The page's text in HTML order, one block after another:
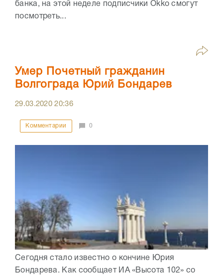
банка, на этой неделе подписчики Okko смогут
посмотреть...
Умер Почетный гражданин
Волгограда Юрий Бондарев
29.03.202020:36
Комментарии 0
Сегодня стало известно о кончине Юрия
Бондарева. Как сообщает ИА «Высота 102» со